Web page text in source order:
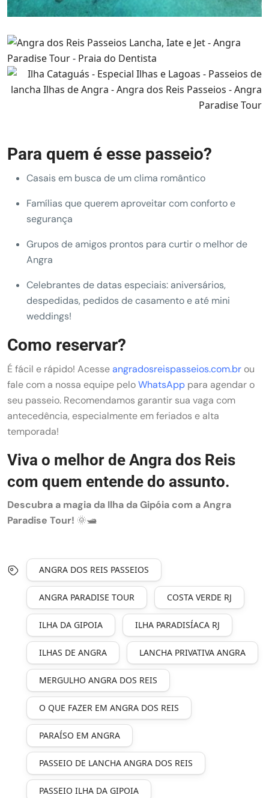
Para quem é esse passeio?
Casais em busca de um clima romântico
Famílias que querem aproveitar com conforto e
segurança
Grupos de amigos prontos para curtir o melhor de
Angra
Celebrantes de datas especiais: aniversários,
despedidas, pedidos de casamento e até mini
weddings!
Como reservar?
É fácil e rápido! Acesseangradosreispasseios.com.br ou
fale com a nossa equipe peloWhatsApp para agendar o
seu passeio. Recomendamos garantir sua vaga com
antecedência, especialmente em feriados e alta
temporada!
Viva o melhor de Angra dos Reis
com quem entende do assunto.
Descubra a magia da Ilha da Gipóia com a Angra
Paradise Tour! 🌞🛥️
ANGRA DOS REIS PASSEIOS
ANGRA PARADISE TOUR COSTA VERDE RJ
ILHA DA GIPOIA ILHA PARADISÍACA RJ
ILHAS DE ANGRA LANCHA PRIVATIVA ANGRA
MERGULHO ANGRA DOS REIS
O QUE FAZER EM ANGRA DOS REIS
PARAÍSO EM ANGRA
PASSEIO DE LANCHA ANGRA DOS REIS
PASSEIO ILHA DA GIPOIA